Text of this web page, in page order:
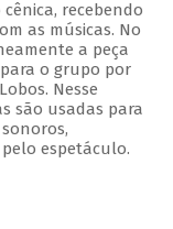
recebendo
as músicas. No
a peça
o grupo por
Nesse
são usadas para
espetáculo.